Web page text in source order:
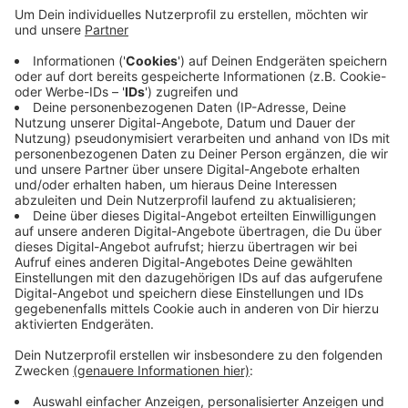
angezündet. In Gemünd und Schleiden-Oberhausen.
Feuerwehr gerufen. Der Hochsitz ist komplett
abgebrannt. Rauch war nicht mehr zu sehen, aber
vorsichtshalber haben die Feuerwehrleute Wasser
auf die Asche gekippt.
Veröffentlicht:Donnerstag, 30.07.2020 06:41
Anzeige
Anzeige